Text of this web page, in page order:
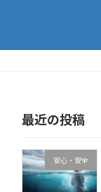
最近の投稿
安心・安全